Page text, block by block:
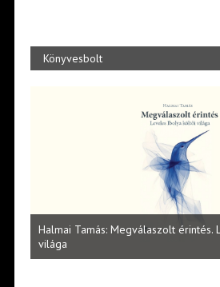
Könyvesbolt
Halmai Tamás: Megválaszolt
világa